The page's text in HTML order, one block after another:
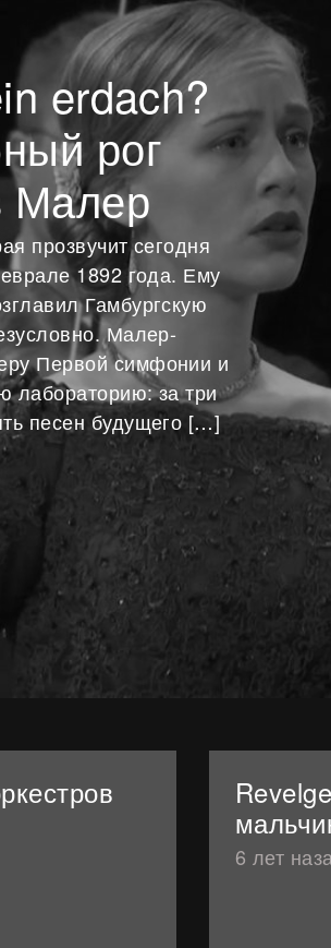
erdach?
рог
Малер
прозвучит сегодня
1892 года. Ему
Гамбургскую
Малер-
Первой симфонии и
лабораторию: за три
песен будущего […]
6 лет